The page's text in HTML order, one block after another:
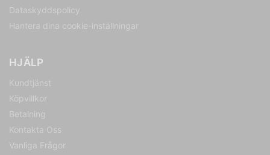
Dataskyddspolicy
Hantera dina cookie-inställningar
HJÄLP
Kundtjänst
Köpvillkor
Betalning
Kontakta Oss
Vanliga Frågor